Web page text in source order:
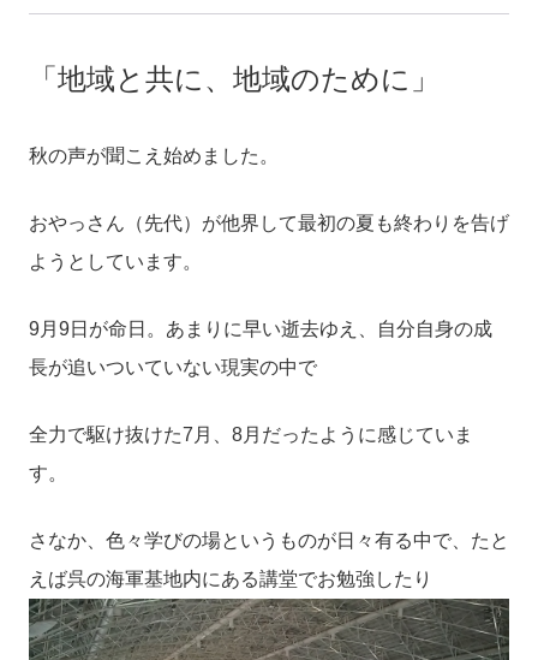
「地域と共に、地域のために」
秋の声が聞こえ始めました。
おやっさん（先代）が他界して最初の夏も終わりを告げ
ようとしています。
9月9日が命日。あまりに早い逝去ゆえ、自分自身の成
長が追いついていない現実の中で
全力で駆け抜けた7月、8月だったように感じていま
す。
さなか、色々学びの場というものが日々有る中で、たと
えば呉の海軍基地内にある講堂でお勉強したり